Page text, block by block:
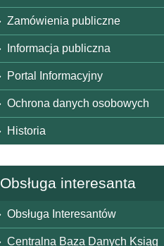
Zamówienia publiczne
Informacja publiczna
Portal Informacyjny
Ochrona danych osobowych
Historia
Obsługa interesanta
Obsługa Interesantów
Centralna Baza Danych Ksiąg